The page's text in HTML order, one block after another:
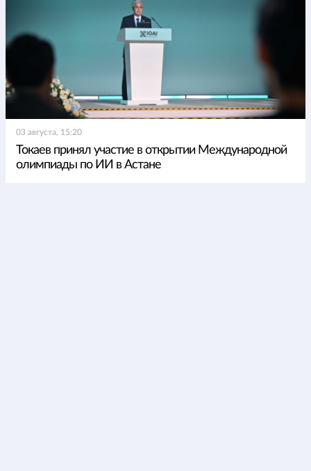
03 августа, 15:20
Токаев принял участие в открытии Международной
олимпиады по ИИ в Астане